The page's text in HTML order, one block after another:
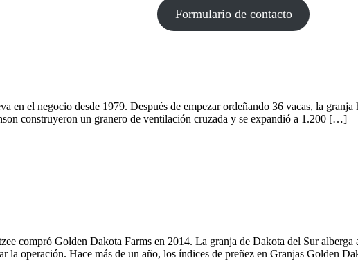
Formulario de contacto
en el negocio desde 1979. Después de empezar ordeñando 36 vacas, la
construyeron un granero de ventilación cruzada y se expandió a 1.200 […]
compró Golden Dakota Farms en 2014. La granja de Dakota del Sur alberga
la operación. Hace más de un año, los índices de preñez en Granjas Golden